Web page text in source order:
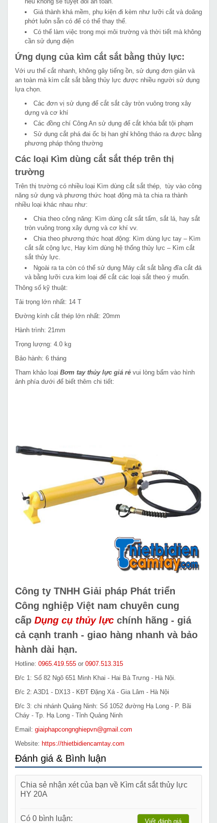
Giá thành khá mềm, phụ kiện đi kèm như lưỡi cắt và doăng
phớt luôn sẵn có để có thể thay thế.
Có thể làm việc trong mọi môi trường và thời tiết mà không
cần sử dụng điện
Ứng dụng của kìm cắt sắt bằng thủy lực:
Với ưu thế cắt nhanh, không gây tiếng ồn, sử dụng đơn giản và
an toàn mà kìm cắt sắt bằng thủy lực được nhiều người sử dụng
lựa chọn.
Các đơn vị sử dụng để cắt sắt cây tròn vuông trong xây
dựng và cơ khí
Các đồng chí Công An sử dụng để cắt khóa bắt tội phạm
Sử dụng cắt phá đai ốc bị han ghỉ không tháo ra được bằng
phương pháp thông thường
Các loại Kìm dùng cắt sắt thép trên thị
trường
Trên thị trường có nhiều loại Kìm dùng cắt sắt thép, tùy vào công
năng sử dụng và phương thức hoạt động mà ta chia ra thành
nhiều loại khác nhau như:
Chia theo công năng: Kìm dùng cắt sắt tấm, sắt lá, hay sắt
tròn vuông trong xây dựng và cơ khí vv.
Chia theo phương thức hoạt động: Kìm dùng lực tay – Kìm
cắt sắt cộng lực, Hay kìm dùng hệ thống thủy lực – Kìm cắt
sắt thủy lực.
Ngoài ra ta còn có thể sử dụng Máy cắt sắt bằng đĩa cắt đá
và bằng lưỡi cưa kim loại để cắt các loại sắt theo ý muốn.
Thông số kỹ thuật:
Tải trọng lớn nhất: 14 T
Đường kính cắt thép lớn nhất: 20mm
Hành trình: 21mm
Trọng lượng: 4.0 kg
Bảo hành: 6 tháng
Tham khảo loại Bơm tay thủy lực giá rẻ vui lòng bấm vào hình
ảnh phía dưới để biết thêm chi tiết:
Công ty TNHH Giải pháp Phát triển
Công nghiệp Việt nam chuyên cung
cấp Dụng cụ thủy lực chính hãng - giá
cả cạnh tranh - giao hàng nhanh và bảo
hành dài hạn.
Hotline: 0965.419.555 or 0907.513.315
Đ/c 1: Số 82 Ngõ 651 Minh Khai - Hai Bà Trưng - Hà Nội.
Đ/c 2: A3D1 - DX13 - KĐT Đặng Xá - Gia Lâm - Hà Nội
Đ/c 3: chi nhánh Quảng Ninh: Số 1052 đường Hạ Long - P. Bãi
Cháy - Tp. Hạ Long - Tỉnh Quảng Ninh
Email: giaiphapcongnghiepvn@gmail.com
Website: https://thietbidiencamtay.com
Đánh giá & Bình luận
Chia sẻ nhận xét của bạn về Kìm cắt sắt thủy lực
HY 20A
Có 0 bình luận: Viết đánh giá